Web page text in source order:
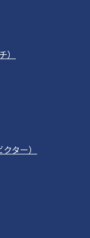
ター）